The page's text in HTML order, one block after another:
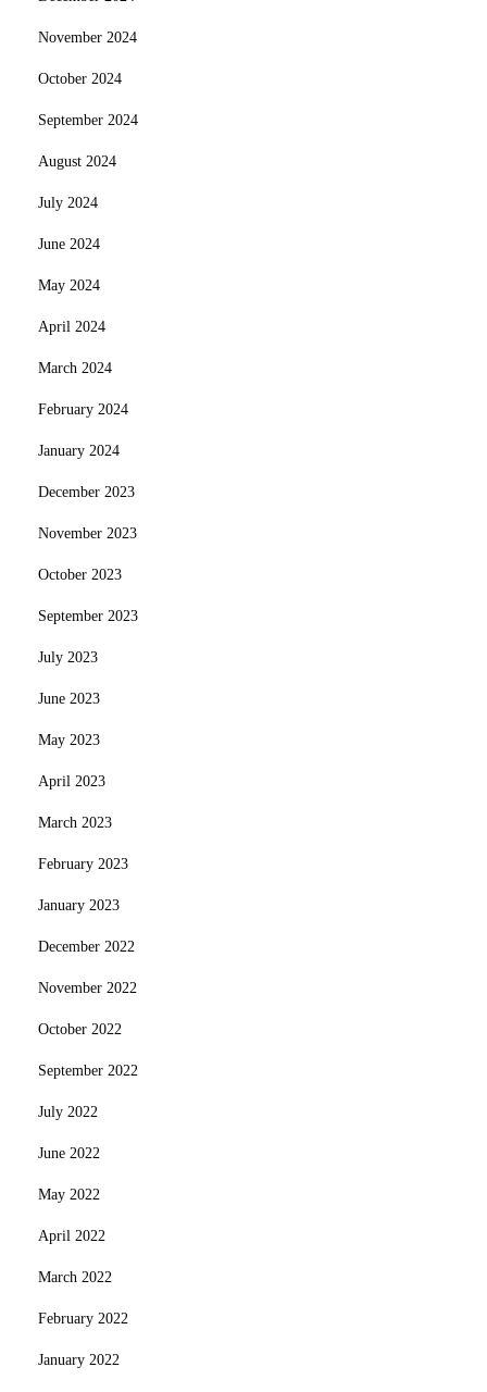
November 2024
October 2024
September 2024
August 2024
July 2024
June 2024
May 2024
April 2024
March 2024
February 2024
January 2024
December 2023
November 2023
October 2023
September 2023
July 2023
June 2023
May 2023
April 2023
March 2023
February 2023
January 2023
December 2022
November 2022
October 2022
September 2022
July 2022
June 2022
May 2022
April 2022
March 2022
February 2022
January 2022